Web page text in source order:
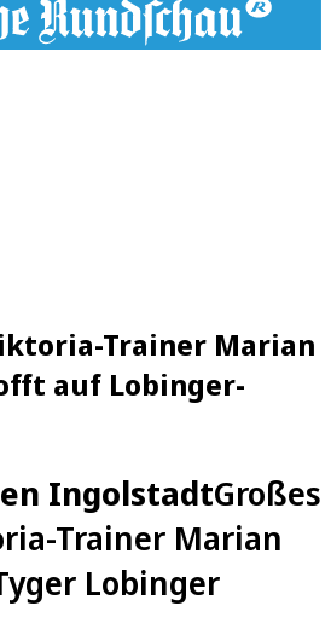
Trainer Marian
auf Lobinger-
IngolstadtGroßes
Trainer Marian
Lobinger